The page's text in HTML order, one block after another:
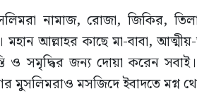
নামাজ, রোজা, জিকির,
মহান আল্লাহর কাছে মা-বাবা,
ও সমৃদ্ধির জন্য দোয়া করেন
মুসলিমরাও মসজিদে ইবাদতে মগ্ন